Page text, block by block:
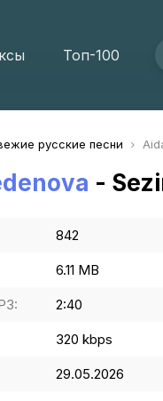
Топ-100
русские песни
-
842
6.11 MB
2:40
320 kbps
29.05.2026